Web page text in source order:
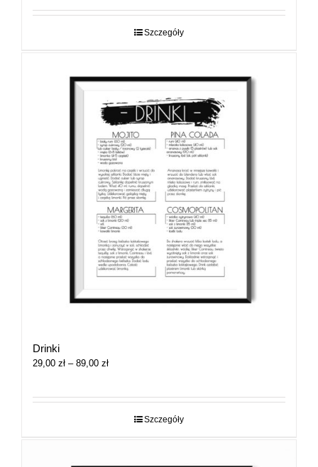
29,00 zł
Szczegóły
Drinki
29,00 zł – 89,00 złZakres
29,00 zł
Szczegóły